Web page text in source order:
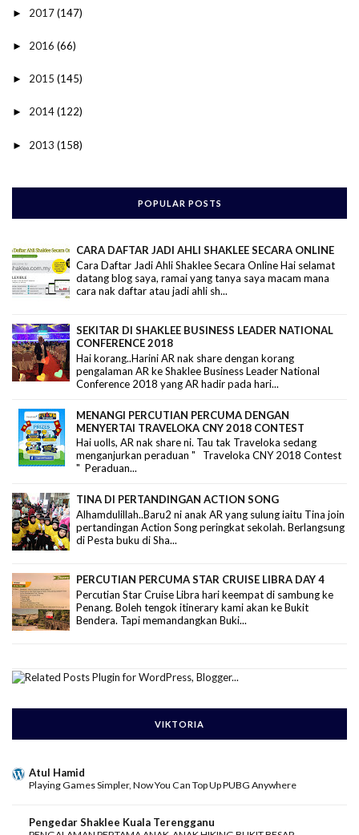
► 2017(147)
► 2016 (66)
► 2015 (145)
► 2014(122)
► 2013 (158)
POPULAR POSTS
CARA DAFTAR JADI AHLI SHAKLEE SECARA ONLINE
Cara Daftar Jadi Ahli Shaklee Secara Online Hai selamat
datang blog saya, ramai yang tanya saya macam mana
cara nak daftar atau jadi ahli sh...
SEKITAR DI SHAKLEE BUSINESS LEADER NATIONAL
CONFERENCE 2018
Hai korang..Harini AR nak share dengan korang
pengalaman AR ke Shaklee Business Leader National
Conference 2018 yang AR hadir pada hari...
MENANGI PERCUTIAN PERCUMA DENGAN
MENYERTAI TRAVELOKA CNY 2018 CONTEST
Hai uolls, AR nak share ni. Tau tak Traveloka sedang
menganjurkan peraduan " Traveloka CNY 2018 Contest
" Peraduan...
TINA DI PERTANDINGAN ACTION SONG
Alhamdulillah..Baru2 ni anak AR yang sulung iaitu Tina join
pertandingan Action Song peringkat sekolah. Berlangsung
di Pesta buku di Sha...
PERCUTIAN PERCUMA STAR CRUISE LIBRA DAY 4
Percutian Star Cruise Libra hari keempat di sambung ke
Penang. Boleh tengok itinerary kami akan ke Bukit
Bendera. Tapi memandangkan Buki...
VIKTORIA
Atul Hamid
Playing Games Simpler, Now You Can Top Up PUBG Anywhere
Pengedar Shaklee Kuala Terengganu